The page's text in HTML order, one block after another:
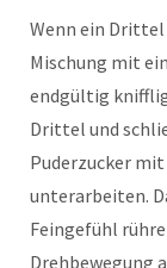
Wenn ein
Mischung mit
endgültig
Drittel und
Puderzucker
unterarbeiten.
Feingefühl
Drehbewegung